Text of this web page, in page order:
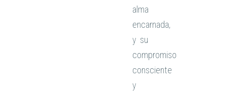
alma
encarnada,
y su
compromiso
consciente
y